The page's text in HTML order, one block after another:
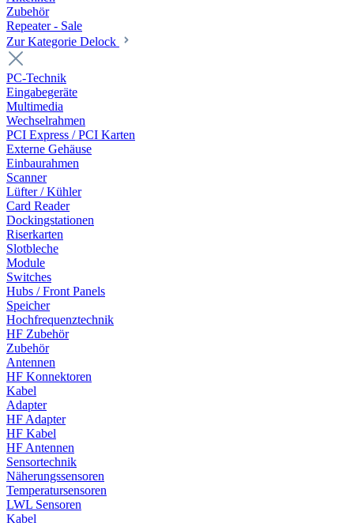
Zubehör
Repeater - Sale
Zur Kategorie Delock
PC-Technik
Eingabegeräte
Multimedia
Wechselrahmen
PCI Express / PCI Karten
Externe Gehäuse
Einbaurahmen
Scanner
Lüfter / Kühler
Card Reader
Dockingstationen
Riserkarten
Slotbleche
Module
Switches
Hubs / Front Panels
Speicher
Hochfrequenztechnik
HF Zubehör
Zubehör
Antennen
HF Konnektoren
Kabel
Adapter
HF Adapter
HF Kabel
HF Antennen
Sensortechnik
Näherungssensoren
Temperatursensoren
LWL Sensoren
Kabel